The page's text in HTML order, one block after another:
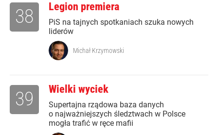
Legion premiera
PiS na tajnych spotkaniach szuka nowych
liderów
38
Michał Krzymowski
Wielki wyciek
Supertajna rządowa baza danych
o najważniejszych śledztwach w Polsce
mogła trafić w ręce mafii
39